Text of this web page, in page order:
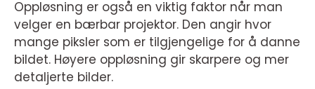
Oppløsning er også en viktig faktor når man
velger en bærbar projektor. Den angir hvor
mange piksler som er tilgjengelige for å danne
bildet. Høyere oppløsning gir skarpere og mer
detaljerte bilder.